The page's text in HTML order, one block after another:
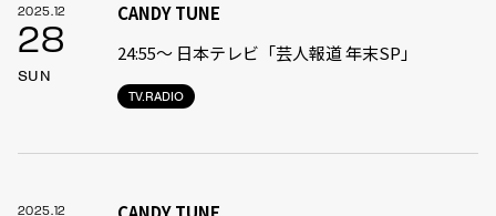
2025.12
28
SUN
TV.RADIO
CANDY TUNE
24:55〜 日本テレビ「芸人報道 年末SP」
2025.12